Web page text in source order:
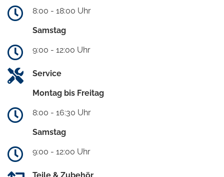
8:00 - 18:00 Uhr
Samstag
9:00 - 12:00 Uhr
Service
Montag bis Freitag
8:00 - 16:30 Uhr
Samstag
9:00 - 12:00 Uhr